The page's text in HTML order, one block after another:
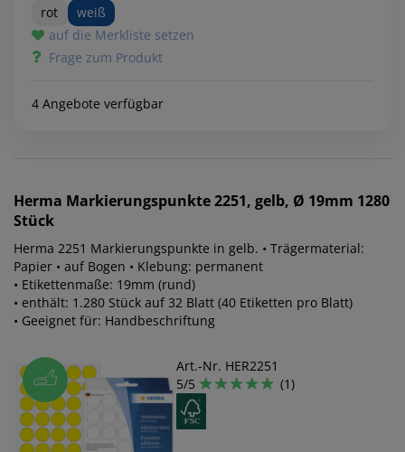
rot
weiß
auf die Merkliste setzen
Frage zum Produkt
4 Angebote verfügbar
Herma Markierungspunkte 2251, gelb, Ø 19mm 1280
Stück
Herma 2251 Markierungspunkte in gelb. • Trägermaterial:
Papier • auf Bogen • Klebung: permanent
• Etikettenmaße: 19mm (rund)
• enthält: 1.280 Stück auf 32 Blatt (40 Etiketten pro Blatt)
• Geeignet für: Handbeschriftung
Art.-Nr. HER2251
5/5
(1)